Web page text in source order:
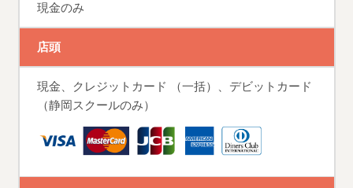
現金のみ
店頭
現金、クレジットカード （一括）、デビットカード
（静岡スクールのみ）